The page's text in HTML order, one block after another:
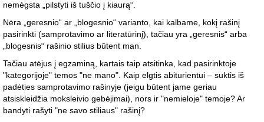
nemėgsta „pilstyti iš tuščio į kiaurą“.
Nėra „geresnio“ ar „blogesnio“ varianto, kai kalbame, kokį rašinį
pasirinkti (samprotavimo ar literatūrinį), tačiau yra „geresnis“ arba
„blogesnis“ rašinio stilius būtent man.
Tačiau atėjus į egzaminą, kartais taip atsitinka, kad pasirinktoje
"kategorijoje" temos "ne mano". Kaip elgtis abiturientui – suktis iš
padėties samprotavimo rašinyje (jeigu būtent jame geriau
atsiskleidžia moksleivio gebėjimai), nors ir "nemieloje" temoje? Ar
bandyti rašyti "ne savo stiliaus" rašinį?